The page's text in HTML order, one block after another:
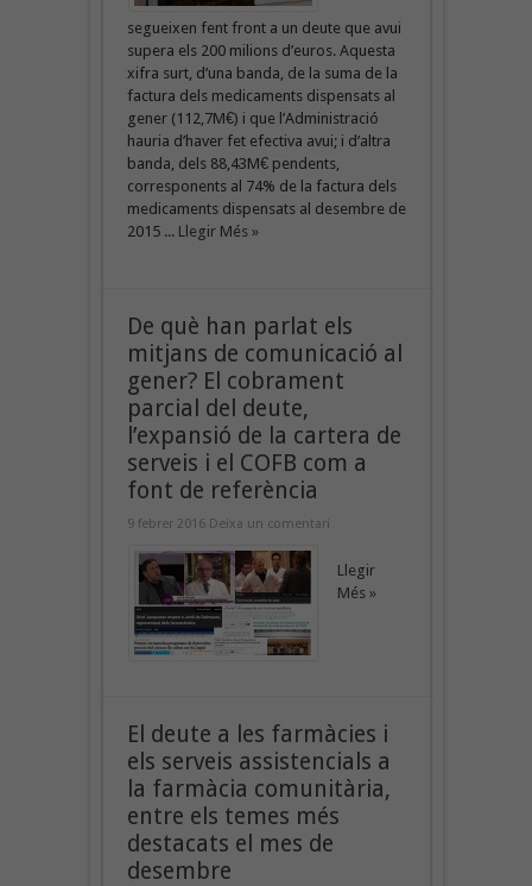
segueixen fent front a un deute que avui
supera els 200 milions d’euros. Aquesta
xifra surt, d’una banda, de la suma de la
factura dels medicaments dispensats al
gener (112,7M€) i que l’Administració
hauria d’haver fet efectiva avui; i d’altra
banda, dels 88,43M€ pendents,
corresponents al 74% de la factura dels
medicaments dispensats al desembre de
2015 ... Llegir Més »
De què han parlat els
mitjans de comunicació al
gener? El cobrament
parcial del deute,
l’expansió de la cartera de
serveis i el COFB com a
font de referència
9 febrer 2016 Deixa un comentari
Llegir
Més »
El deute a les farmàcies i
els serveis assistencials a
la farmàcia comunitària,
entre els temes més
destacats el mes de
desembre